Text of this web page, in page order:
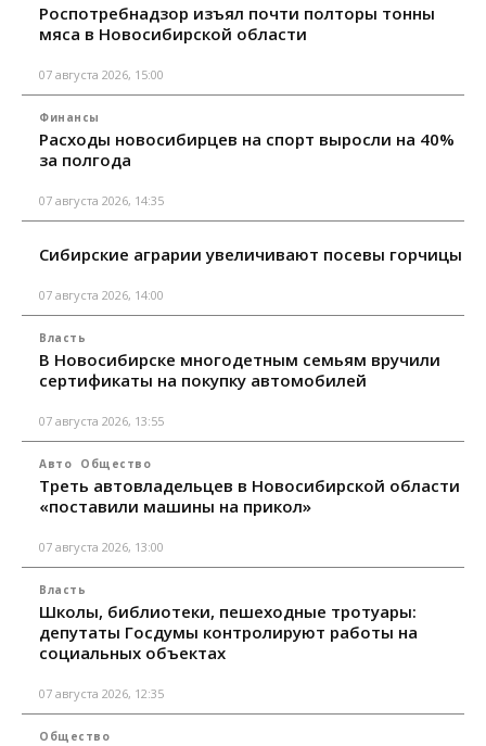
Роспотребнадзор изъял почти полторы тонны
мяса в Новосибирской области
07 августа 2026, 15:00
Финансы
Расходы новосибирцев на спорт выросли на 40%
за полгода
07 августа 2026, 14:35
Сибирские аграрии увеличивают посевы горчицы
07 августа 2026, 14:00
Власть
В Новосибирске многодетным семьям вручили
сертификаты на покупку автомобилей
07 августа 2026, 13:55
Авто Общество
Треть автовладельцев в Новосибирской области
«поставили машины на прикол»
07 августа 2026, 13:00
Власть
Школы, библиотеки, пешеходные тротуары:
депутаты Госдумы контролируют работы на
социальных объектах
07 августа 2026, 12:35
Общество